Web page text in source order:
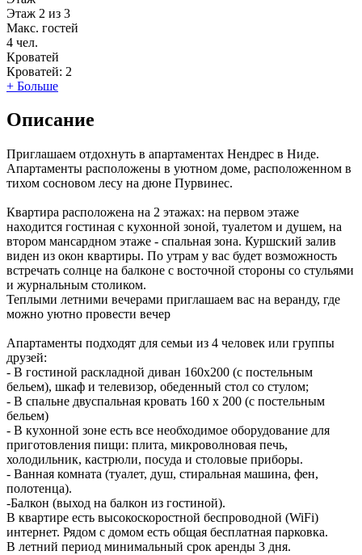
Этаж 2 из 3
Макс. гостей
4 чел.
Кроватей
Кроватей: 2
+ Больше
Описание
Приглашаем отдохнуть в апартаментах Нендрес в Ниде.
Апартаменты расположены в уютном доме, расположенном в
тихом сосновом лесу на дюне Пурвинес.
Квартира расположена на 2 этажах: на первом этаже
находится гостиная с кухонной зоной, туалетом и душем, на
втором мансардном этаже - спальная зона. Куршский залив
виден из окон квартиры. По утрам у вас будет возможность
встречать солнце на балконе с восточной стороны со стульями
и журнальным столиком.
Теплыми летними вечерами приглашаем вас на веранду, где
можно уютно провести вечер
Апартаменты подходят для семьи из 4 человек или группы
друзей:
- В гостиной раскладной диван 160х200 (с постельным
бельем), шкаф и телевизор, обеденный стол со стулом;
- В спальне двуспальная кровать 160 х 200 (с постельным
бельем)
- В кухонной зоне есть все необходимое оборудование для
приготовления пищи: плита, микроволновая печь,
холодильник, кастрюли, посуда и столовые приборы.
- Ванная комната (туалет, душ, стиральная машина, фен,
полотенца).
-Балкон (выход на балкон из гостиной).
В квартире есть высокоскоростной беспроводной (WiFi)
интернет. Рядом с домом есть общая бесплатная парковка.
В летний период минимальный срок аренды 3 дня.